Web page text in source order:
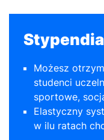
Możesz
studenci
sportowe,
Elastyczny
w ilu ratach